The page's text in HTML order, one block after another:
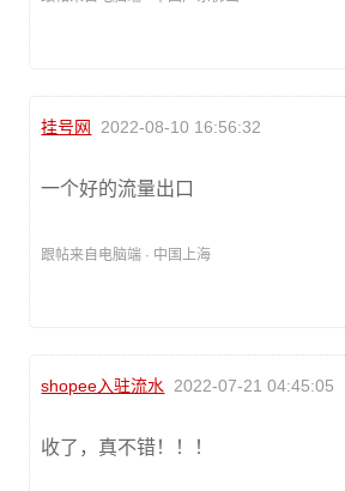
挂号网 2022-08-10 16:56:32
一个好的流量出口
跟帖来自电脑端 · 中国上海
shopee入驻流水 2022-07-21 04:45:05
收了，真不错！！！